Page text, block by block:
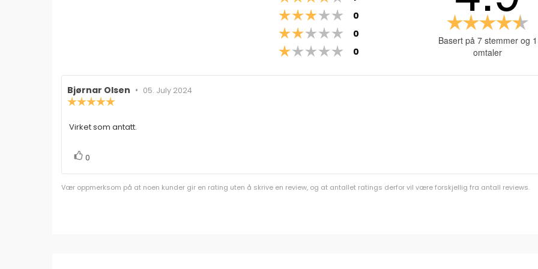
Karakter: 3 av 5 mulige
0
Karakter: 2 av 5 mulige
0
Karakter: 1 av 5 mulige
0
av
Basert på 7 stemmer og 1
omtaler
Forfatter:
Bjørnar Olsen • Omtaledato:
05. July 2024
5
Omtaletekst:
Virket som antatt.
Liker
0
Vær oppmerksom på at noen kunder gir en rating uten å skrive en review, og at antallet ratings derfor vil være forskjellig fra antall reviews.